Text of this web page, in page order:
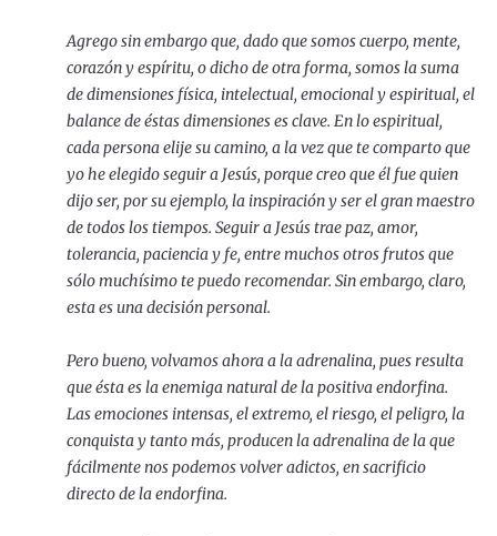
Agrego sin embargo que, dado que somos cuerpo, mente,
corazón y espíritu, o dicho de otra forma, somos la suma
de dimensiones física, intelectual, emocional y espiritual, el
balance de éstas dimensiones es clave. En lo espiritual,
cada persona elije su camino, a la vez que te comparto que
yo he elegido seguir a Jesús, porque creo que él fue quien
dijo ser, por su ejemplo, la inspiración y ser el gran maestro
de todos los tiempos. Seguir a Jesús trae paz, amor,
tolerancia, paciencia y fe, entre muchos otros frutos que
sólo muchísimo te puedo recomendar. Sin embargo, claro,
esta es una decisión personal.
Pero bueno, volvamos ahora a la adrenalina, pues resulta
que ésta es la enemiga natural de la positiva endorfina.
Las emociones intensas, el extremo, el riesgo, el peligro, la
conquista y tanto más, producen la adrenalina de la que
fácilmente nos podemos volver adictos, en sacrificio
directo de la endorfina.